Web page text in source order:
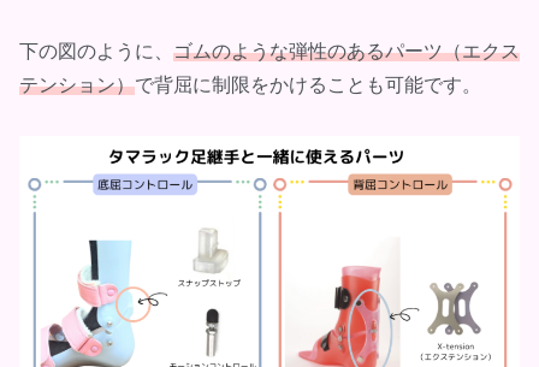
下の図のように、 ゴムのような弾性のあるパーツ（エクス
テンション）で背屈に制限をかけることも可能です。